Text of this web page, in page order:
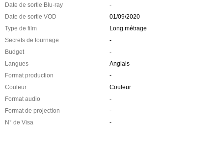
Date de sortie Blu-ray
-
Date de sortie VOD
01/09/2020
Type de film
Long métrage
Secrets de tournage
-
Budget
-
Langues
Anglais
Format production
-
Couleur
Couleur
Format audio
-
Format de projection
-
N° de Visa
-